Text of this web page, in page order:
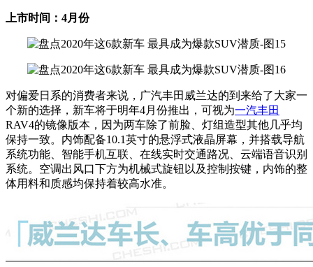
上市时间：4月份
对偏爱日系的消费者来说，广汽丰田威兰达的到来给了大家一
个新的选择，新车将于明年4月份推出，可视为一汽丰田
RAV4的镜像版本，因为两车除了前脸、灯组造型其他几乎均
保持一致。内饰配备10.1英寸的悬浮式液晶屏幕，并搭载导航
系统功能、智能手机互联、在线实时交通路况、云端语音识别
系统。空调出风口下方为机械式旋钮以及控制按键，内饰的整
体用料和质感均保持着较高水准。